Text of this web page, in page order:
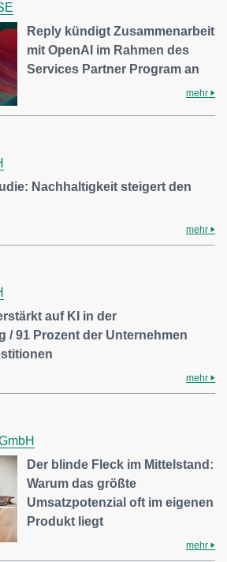
Reply kündigt Zusammenarbeit
mit OpenAI im Rahmen des
Services Partner Program an
mehr
Nachhaltigkeit steigert den
mehr
auf KI in der
/ 91 Prozent der Unternehmen
mehr
Der blinde Fleck im Mittelstand:
Warum das größte
Umsatzpotenzial oft im eigenen
Produkt liegt
mehr